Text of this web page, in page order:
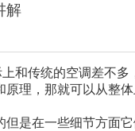
解
和传统的空调差不多
理，那就可以从整
是在一些细节方面